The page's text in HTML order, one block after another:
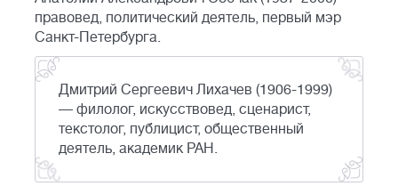
правовед, политический деятель, первый мэр
Санкт-Петербурга.
Дмитрий Сергеевич Лихачев (1906-1999)
— филолог, искусствовед, сценарист,
текстолог, публицист, общественный
деятель, академик РАН.